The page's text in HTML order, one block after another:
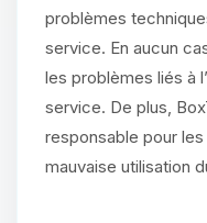
problèmes
service. En aucun
les problèmes liés à
service. De plus,
responsable pour
mauvaise utilisation